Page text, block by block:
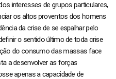
interesses de grupos particulares,
os altos proventos dos homens
da crise de se espalhar pelo
o sentido último de toda crise
do consumo das massas face
a desenvolver as forças
apenas a capacidade de